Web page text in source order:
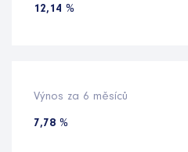
12,14 %
Výnos za 6 měsíců
7,78 %